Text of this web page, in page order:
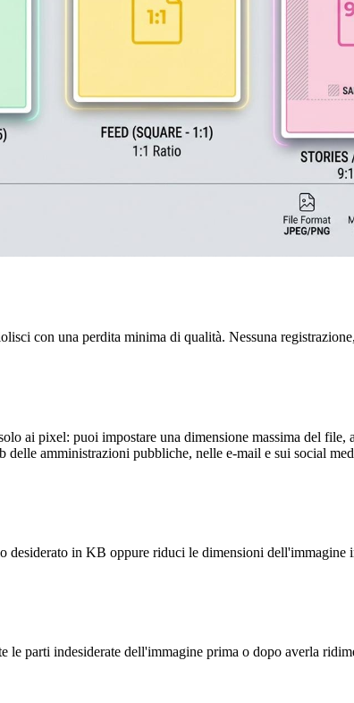
con una perdita minima di qualità. Nessuna
ai pixel: puoi impostare una dimensione massima del
amministrazioni pubbliche, nelle e-mail e sui social
in KB oppure riduci le dimensioni dell'immagine
parti indesiderate dell'immagine prima o dopo averla